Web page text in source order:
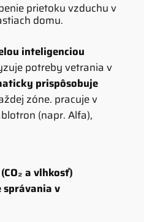
prietoku vzduchu v
domu.
inteligenciou
potreby vetrania v
prispôsobuje
zóne. pracuje v
(napr. Alfa),
a vlhkosť)
správania v